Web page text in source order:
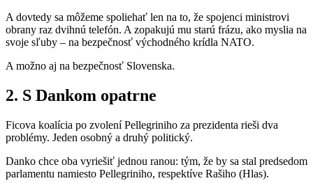
A dovtedy sa môžeme spoliehať len na to, že spojenci ministrovi
obrany raz dvihnú telefón. A zopakujú mu starú frázu, ako myslia na
svoje sľuby – na bezpečnosť východného krídla NATO.
A možno aj na bezpečnosť Slovenska.
2. S Dankom opatrne
Ficova koalícia po zvolení Pellegriniho za prezidenta rieši dva
problémy. Jeden osobný a druhý politický.
Danko chce oba vyriešiť jednou ranou: tým, že by sa stal predsedom
parlamentu namiesto Pellegriniho, respektíve Rašiho (Hlas).